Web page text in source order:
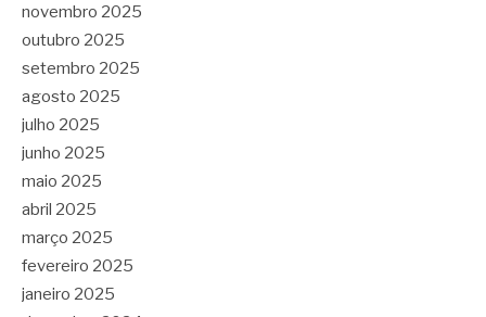
novembro 2025
outubro 2025
setembro 2025
agosto 2025
julho 2025
junho 2025
maio 2025
abril 2025
março 2025
fevereiro 2025
janeiro 2025